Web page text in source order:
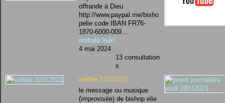
offrande à Dieu
http://www.paypal.me/bisho
pelie code IBAN FR76-
1870-6000-009…
ombala lisiki
4 mai 2024
13 consultation
s
veillée 31072021
le message ou musique
(improvisée) de bishop elie